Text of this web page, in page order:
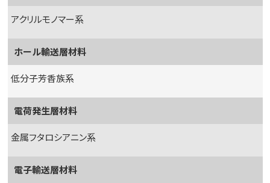
アクリルモノマー系
ホール輸送層材料
低分子芳香族系
電荷発生層材料
金属フタロシアニン系
電子輸送層材料